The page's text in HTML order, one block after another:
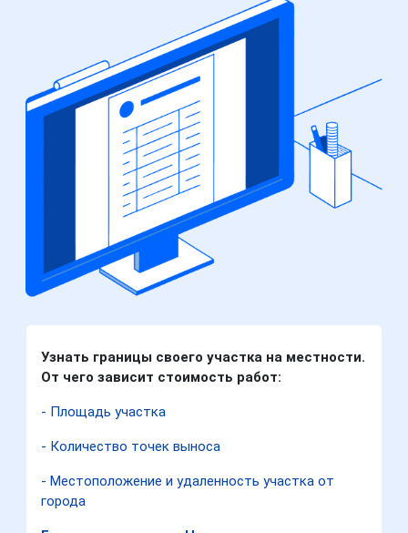
Узнать границы своего участка на местности.
От чего зависит стоимость работ:
- Площадь участка
- Количество точек выноса
- Местоположение и удаленность участка от
города